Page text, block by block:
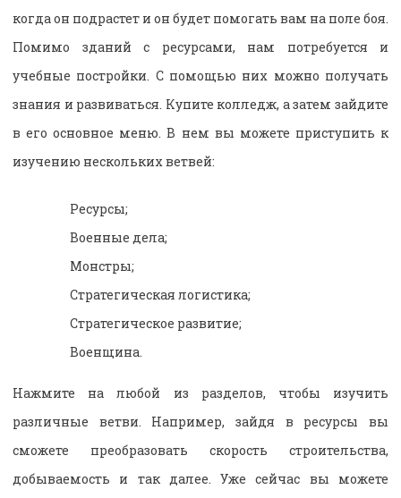
когда он подрастет и он будет помогать вам на поле боя.
Помимо зданий с ресурсами, нам потребуется и
учебные постройки. С помощью них можно получать
знания и развиваться. Купите колледж, а затем зайдите
в его основное меню. В нем вы можете приступить к
изучению нескольких ветвей:
Ресурсы;
Военные дела;
Монстры;
Стратегическая логистика;
Стратегическое развитие;
Военщина.
Нажмите на любой из разделов, чтобы изучить
различные ветви. Например, зайдя в ресурсы вы
сможете преобразовать скорость строительства,
добываемость и так далее. Уже сейчас вы можете